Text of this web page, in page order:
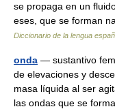
se propaga en un
eses, que se forman
Diccionario de la lengua
onda — sustantivo
de elevaciones y
masa líquida al ser
las ondas que se